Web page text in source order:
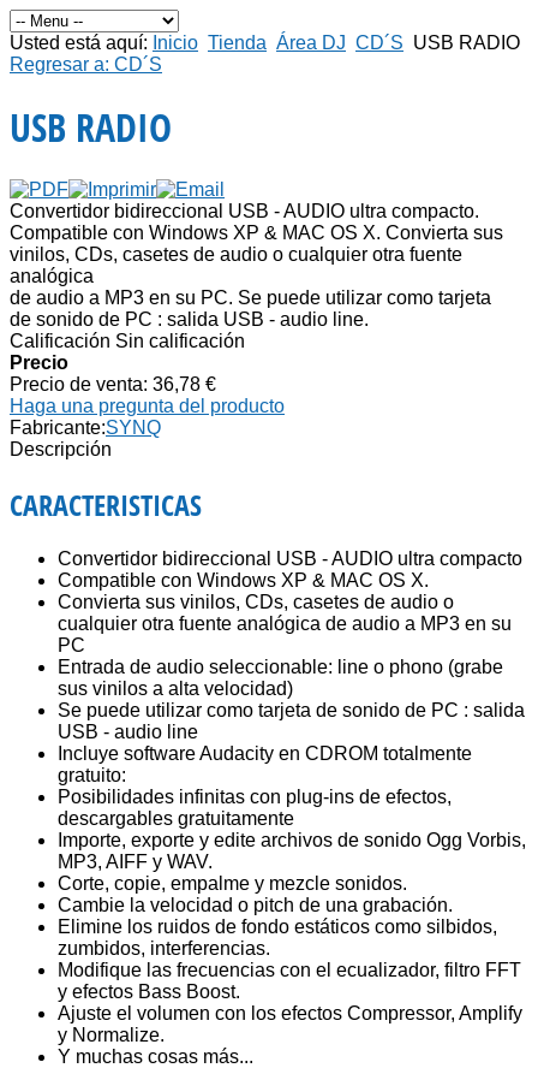
Usted está aquí: Inicio Tienda Área DJ CD´S USB RADIO
Regresar a: CD´S
USB RADIO
Convertidor bidireccional USB - AUDIO ultra compacto.
Compatible con Windows XP & MAC OS X. Convierta sus
vinilos, CDs, casetes de audio o cualquier otra fuente
analógica
de audio a MP3 en su PC. Se puede utilizar como tarjeta
de sonido de PC : salida USB - audio line.
Calificación Sin calificación
Precio
Precio de venta: 36,78 €
Haga una pregunta del producto
Fabricante:SYNQ
Descripción
CARACTERISTICAS
Convertidor bidireccional USB - AUDIO ultra compacto
Compatible con Windows XP & MAC OS X.
Convierta sus vinilos, CDs, casetes de audio o
cualquier otra fuente analógica de audio a MP3 en su
PC
Entrada de audio seleccionable: line o phono (grabe
sus vinilos a alta velocidad)
Se puede utilizar como tarjeta de sonido de PC : salida
USB - audio line
Incluye software Audacity en CDROM totalmente
gratuito:
Posibilidades infinitas con plug-ins de efectos,
descargables gratuitamente
Importe, exporte y edite archivos de sonido Ogg Vorbis,
MP3, AIFF y WAV.
Corte, copie, empalme y mezcle sonidos.
Cambie la velocidad o pitch de una grabación.
Elimine los ruidos de fondo estáticos como silbidos,
zumbidos, interferencias.
Modifique las frecuencias con el ecualizador, filtro FFT
y efectos Bass Boost.
Ajuste el volumen con los efectos Compressor, Amplify
y Normalize.
Y muchas cosas más...